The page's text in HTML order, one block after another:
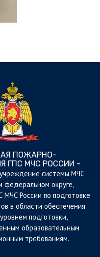
ПОЖАРНО-
ГПС МЧС РОССИИ -
системы МЧС
федеральном округе,
России по подготовке
в области обеспечения
подготовки,
образовательным
требованиям.